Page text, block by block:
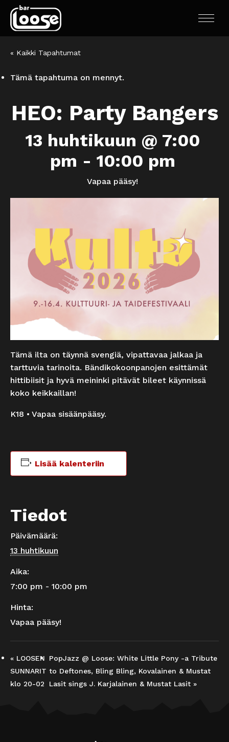
« Kaikki Tapahtumat
Tämä tapahtuma on mennyt.
HEO: Party Bangers
13 huhtikuun @ 7:00
pm - 10:00 pm
Vapaa pääsy!
Tämä ilta on täynnä svengiä, vipattavaa jalkaa ja
tarttuvia tarinoita. Bändikokoonpanojen esittämät
hittibiisit ja hyvä meininki pitävät bileet käynnissä
koko keikkaillan!
K18 • Vapaa sisäänpääsy.
Lisää kalenteriin
Tiedot
Päivämäärä:
13 huhtikuun
Aika:
7:00 pm - 10:00 pm
Hinta:
Vapaa pääsy!
« LOOSEN
SUNNARIT
klo 20-02
PopJazz @ Loose: White Little Pony -a Tribute
to Deftones, Bling Bling, Kovalainen & Mustat
Lasit sings J. Karjalainen & Mustat Lasit »